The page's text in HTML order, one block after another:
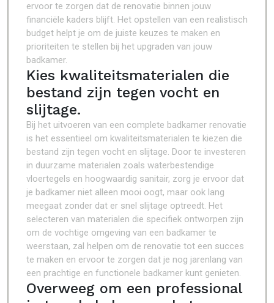
ervoor te zorgen dat de renovatie binnen jouw
financiële kaders blijft. Het opstellen van een realistisch
budget helpt je om de juiste keuzes te maken en
prioriteiten te stellen bij het upgraden van jouw
badkamer.
Kies kwaliteitsmaterialen die
bestand zijn tegen vocht en
slijtage.
Bij het uitvoeren van een complete badkamer renovatie
is het essentieel om kwaliteitsmaterialen te kiezen die
bestand zijn tegen vocht en slijtage. Door te investeren
in duurzame materialen zoals waterbestendige
vloertegels en hoogwaardig sanitair, zorg je ervoor dat
je badkamer niet alleen mooi oogt, maar ook lang
meegaat zonder dat er snel slijtage optreedt. Het
selecteren van materialen die specifiek ontworpen zijn
om de vochtige omgeving van een badkamer te
weerstaan, zal helpen om de renovatie tot een succes
te maken en ervoor te zorgen dat je nog jarenlang van
een prachtige en functionele badkamer kunt genieten.
Overweeg om een professional